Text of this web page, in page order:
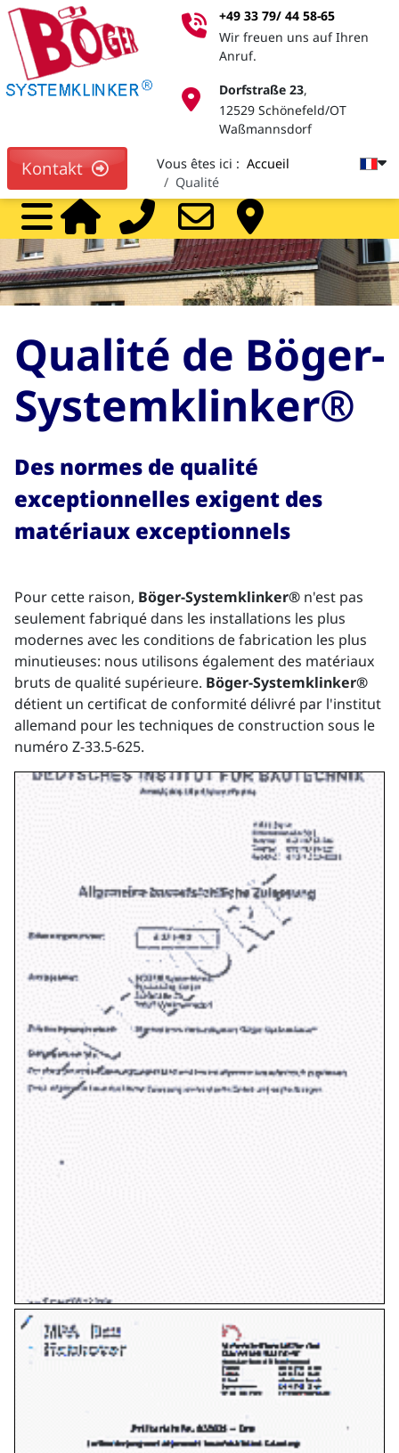
Kontakt
+49 33 79/ 44 58-65
Wir freuen uns auf Ihren
Anruf.
Dorfstraße 23,
12529 Schönefeld/OT
Waßmannsdorf
Vous êtes ici : Accueil
Qualité
HomeCall
Qualité de Böger-
Systemklinker®
Des normes de qualité
exceptionnelles exigent des
matériaux exceptionnels
Pour cette raison, Böger-Systemklinker® n'est pas
seulement fabriqué dans les installations les plus
modernes avec les conditions de fabrication les plus
minutieuses: nous utilisons également des matériaux
bruts de qualité supérieure. Böger-Systemklinker®
détient un certificat de conformité délivré par l'institut
allemand pour les techniques de construction sous le
numéro Z-33.5-625.